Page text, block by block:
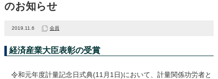
のお知らせ
2019.11.6 会員
経済産業大臣表彰の受賞
令和元年度計量記念日式典(11月1日)において、計量関係功労者と